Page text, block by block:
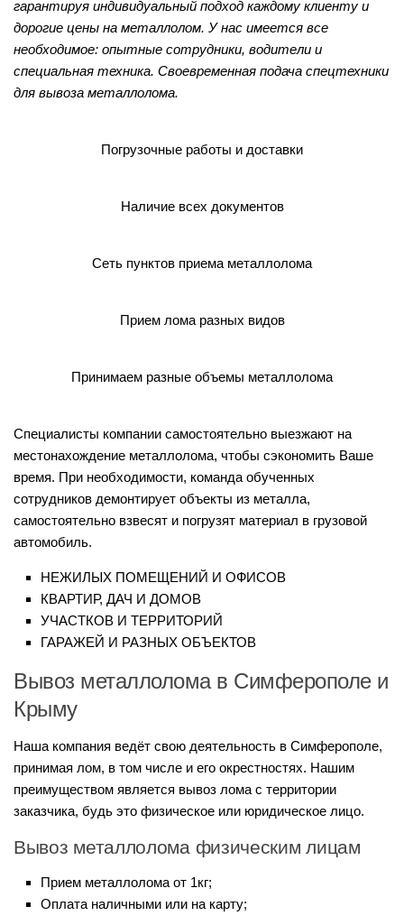
гарантируя индивидуальный подход каждому клиенту и
дорогие цены на металлолом. У нас имеется все
необходимое: опытные сотрудники, водители и
специальная техника. Своевременная подача спецтехники
для вывоза металлолома.
Погрузочные работы и доставки
Наличие всех документов
Сеть пунктов приема металлолома
Прием лома разных видов
Принимаем разные объемы металлолома
Специалисты компании самостоятельно выезжают на
местонахождение металлолома, чтобы сэкономить Ваше
время. При необходимости, команда обученных
сотрудников демонтирует объекты из металла,
самостоятельно взвесят и погрузят материал в грузовой
автомобиль.
НЕЖИЛЫХ ПОМЕЩЕНИЙ И ОФИСОВ
КВАРТИР, ДАЧ И ДОМОВ
УЧАСТКОВ И ТЕРРИТОРИЙ
ГАРАЖЕЙ И РАЗНЫХ ОБЪЕКТОВ
Вывоз металлолома в Симферополе и
Крыму
Наша компания ведёт свою деятельность в Симферополе,
принимая лом, в том числе и его окрестностях. Нашим
преимуществом является вывоз лома с территории
заказчика, будь это физическое или юридическое лицо.
Вывоз металлолома физическим лицам
Прием металлолома от 1кг;
Оплата наличными или на карту;